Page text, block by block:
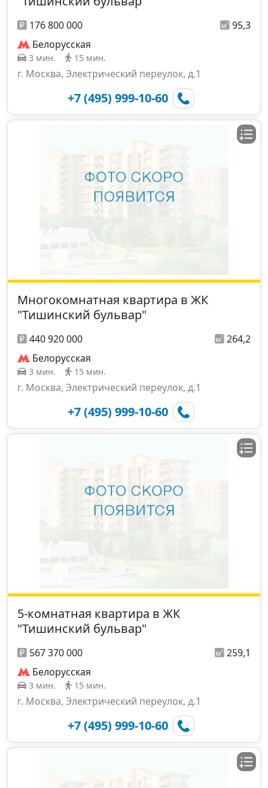
176 800 000
95,3
Белорусская
3 мин. 15 мин.
г. Москва, Электрический переулок, д.1
+7 (495) 999-10-60
Многокомнатная квартира в ЖК
"Тишинский бульвар"
440 920 000
264,2
Белорусская
3 мин. 15 мин.
г. Москва, Электрический переулок, д.1
+7 (495) 999-10-60
5-комнатная квартира в ЖК
"Тишинский бульвар"
567 370 000
259,1
Белорусская
3 мин. 15 мин.
г. Москва, Электрический переулок, д.1
+7 (495) 999-10-60